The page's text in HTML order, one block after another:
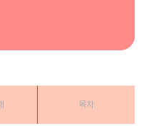
목차